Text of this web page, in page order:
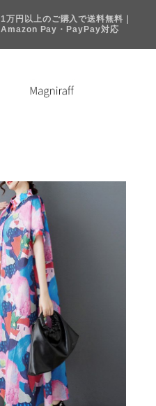
1万円以上のご購入で送料無料｜
Amazon Pay・PayPay対応